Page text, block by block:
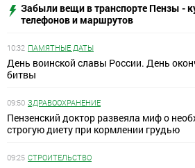
Забыли вещи в транспорте Пензы -
телефонов и маршрутов
10:32 ПАМЯТНЫЕ ДАТЫ
День воинской славы России. День
битвы
09:50 ЗДРАВООХРАНЕНИЕ
Пензенский доктор развеяла миф о
строгую диету при кормлении грудью
09:25 СТРОИТЕЛЬСТВО